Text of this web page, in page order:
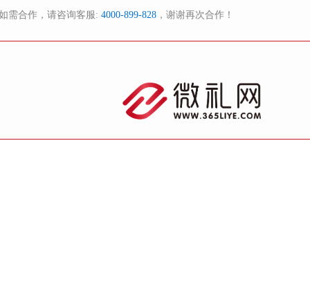
需合作，请咨询客服: 4000-899-828 ，谢谢再次合作！